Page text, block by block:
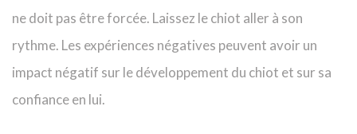
ne doit pas être forcée. Laissez le chiot aller à son
rythme. Les expériences négatives peuvent avoir un
impact négatif sur le développement du chiot et sur sa
confiance en lui.